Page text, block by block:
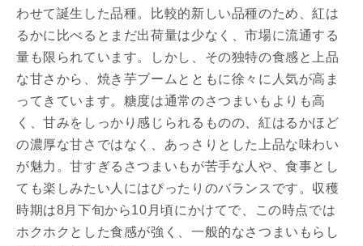
わせて誕生した品種。比較的新しい品種のため、紅は
るかに比べるとまだ出荷量は少なく、市場に流通する
量も限られています。しかし、その独特の食感と上品
な甘さから、焼き芋ブームとともに徐々に人気が高ま
ってきています。糖度は通常のさつまいもよりも高
く、甘みをしっかり感じられるものの、紅はるかほど
の濃厚な甘さではなく、あっさりとした上品な味わい
が魅力。甘すぎるさつまいもが苦手な人や、食事とし
ても楽しみたい人にはぴったりのバランスです。収穫
時期は8月下旬から10月頃にかけてで、この時点では
ホクホクとした食感が強く、一般的なさつまいもらし